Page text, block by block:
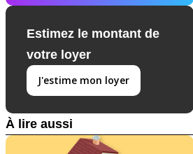
Estimez le montant de
votre loyer
J'estime mon loyer
À lire aussi